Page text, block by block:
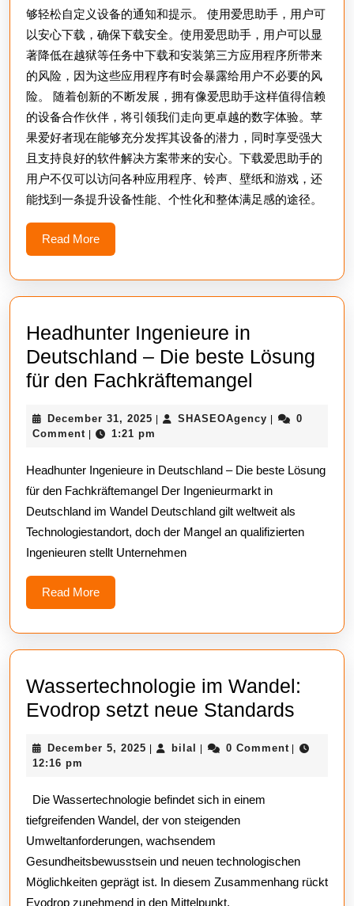
够轻松自定义设备的通知和提示。 使用爱思助手，用户可
以安心下载，确保下载安全。使用爱思助手，用户可以显
著降低在越狱等任务中下载和安装第三方应用程序所带来
的风险，因为这些应用程序有时会暴露给用户不必要的风
险。 随着创新的不断发展，拥有像爱思助手这样值得信赖
的设备合作伙伴，将引领我们走向更卓越的数字体验。苹
果爱好者现在能够充分发挥其设备的潜力，同时享受强大
且支持良好的软件解决方案带来的安心。下载爱思助手的
用户不仅可以访问各种应用程序、铃声、壁纸和游戏，还
能找到一条提升设备性能、个性化和整体满足感的途径。
Read MoreRead
More
Headhunter Ingenieure in
Deutschland – Die beste Lösung
für den Fachkräftemangel
in
–
Die
beste
December 31, 2025 December
31,
SHASEOAgency
0
Comment
1:21 pm
Headhunter Ingenieure in Deutschland – Die beste Lösung
für den Fachkräftemangel Der Ingenieurmarkt in
Deutschland im Wandel Deutschland gilt weltweit als
Technologiestandort, doch der Mangel an qualifizierten
Ingenieuren stellt Unternehmen
Read MoreRead
More
Wassertechnologie im Wandel:
Evodrop setzt neue Standards
December 5, 2025 December
bilal bilal 0 Comment
12:16 pm
Die Wassertechnologie befindet sich in einem
tiefgreifenden Wandel, der von steigenden
Umweltanforderungen, wachsendem
Gesundheitsbewusstsein und neuen technologischen
Möglichkeiten geprägt ist. In diesem Zusammenhang rückt
Evodrop zunehmend in den Mittelpunkt,